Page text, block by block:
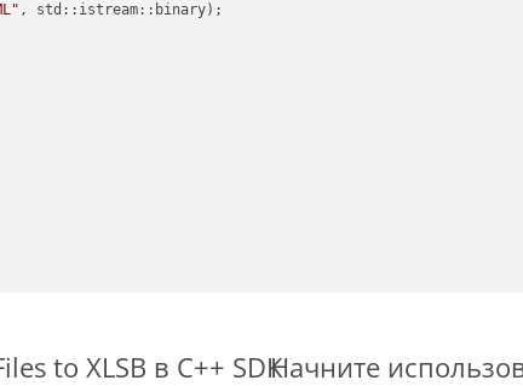
, std::istream::binary) ;
to XLSB в C++ SDKНачните